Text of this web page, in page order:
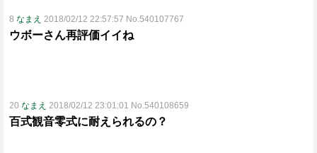
8 なまえ 2018/02/12 22:57:57 No.540107767
ウボーさん再評価イイね
20 なまえ 2018/02/12 23:01:01 No.540108659
百式観音零式に耐えられるの？